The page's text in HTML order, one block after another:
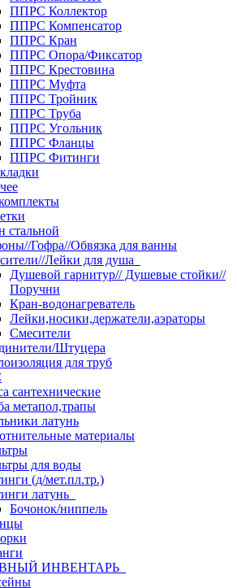
ППРС Коллектор
ППРС Компенсатор
ППРС Кран
ППРС Опора/Фиксатор
ППРС Крестовина
ППРС Муфта
ППРС Тройник
ППРС Труба
ППРС Угольник
ППРС Фланцы
ППРС Фитинги
стальной
Гофра//Обвязка для ванны
Лейки для душа
Душевой гарнитур// Душевые стойки//
Поручни
Кран-водонагреватель
Лейки,носики,держатели,аэраторы
Смесители
Штуцера
для труб
сантехнические
метапол,трапы
латунь
материалы
для воды
(д/мет.пл.тр.)
латунь
Бочонок/ниппель
ИНВЕНТАРЬ